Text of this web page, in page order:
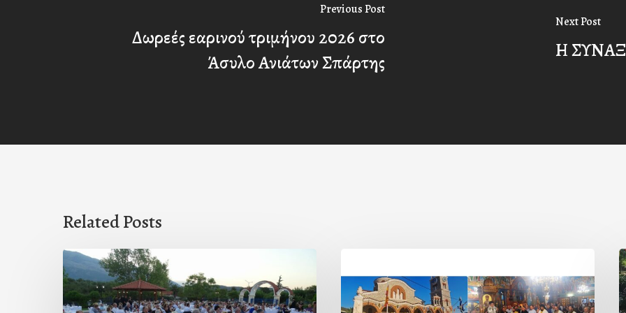
Previous Post
Δωρεές εαρινού τριμήνου 2026 στο
Άσυλο Ανιάτων Σπάρτης
Next Post
Η
Related Posts
Πρόσκληση
προς
τους
εορτή
της